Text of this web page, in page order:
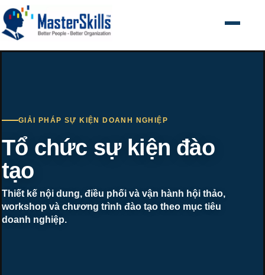
Mở menu
GIẢI PHÁP SỰ KIỆN DOANH NGHIỆP
Tổ chức sự kiện đào
tạo
Thiết kế nội dung, điều phối và vận hành hội thảo,
workshop và chương trình đào tạo theo mục tiêu
doanh nghiệp.